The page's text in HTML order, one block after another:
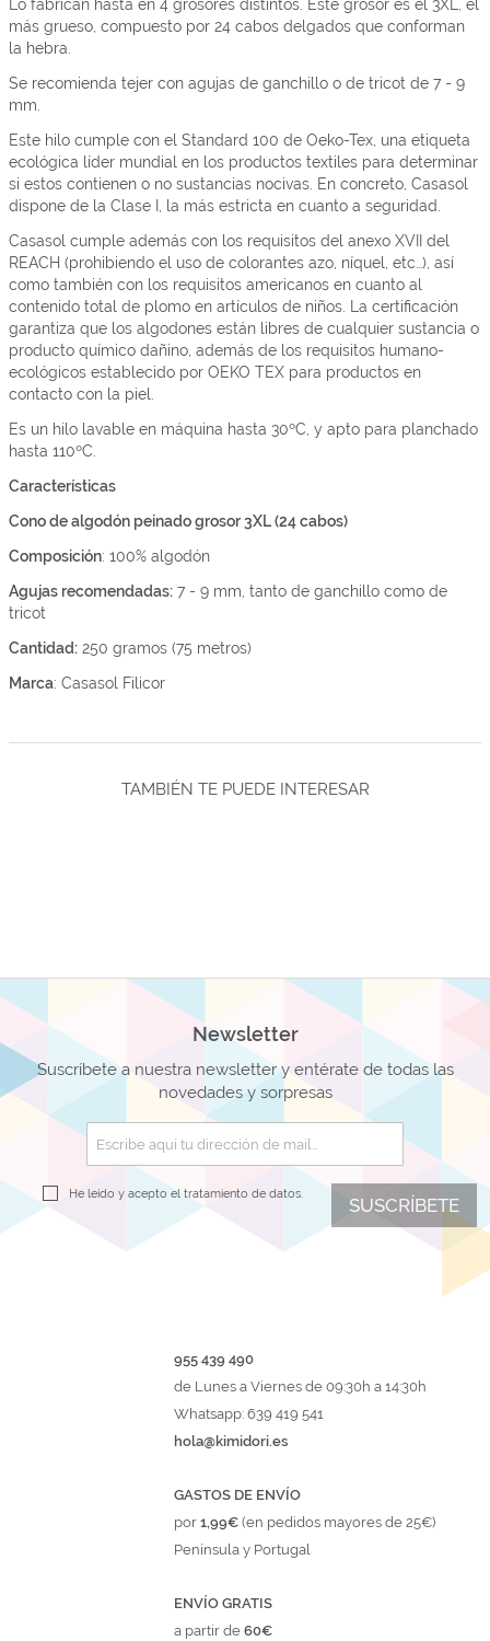
Lo fabrican hasta en 4 grosores distintos. Este grosor es el 3XL, el
más grueso, compuesto por 24 cabos delgados que conforman
la hebra.
Se recomienda tejer con agujas de ganchillo o de tricot de 7 - 9
mm.
Este hilo cumple con el Standard 100 de Oeko-Tex, una etiqueta
ecológica líder mundial en los productos textiles para determinar
si estos contienen o no sustancias nocivas. En concreto, Casasol
dispone de la Clase I, la más estricta en cuanto a seguridad.
Casasol cumple además con los requisitos del anexo XVII del
REACH (prohibiendo el uso de colorantes azo, níquel, etc…), así
como también con los requisitos americanos en cuanto al
contenido total de plomo en artículos de niños. La certificación
garantiza que los algodones están libres de cualquier sustancia o
producto químico dañino, además de los requisitos humano-
ecológicos establecido por OEKO TEX para productos en
contacto con la piel.
Es un hilo lavable en máquina hasta 30ºC, y apto para planchado
hasta 110ºC.
Características
Cono de algodón peinado grosor 3XL (24 cabos)
Composición: 100% algodón
Agujas recomendadas: 7 - 9 mm, tanto de ganchillo como de
tricot
Cantidad: 250 gramos (75 metros)
Marca: Casasol Filicor
TAMBIÉN TE PUEDE INTERESAR
Newsletter
Suscríbete a nuestra newsletter y entérate de todas las
novedades y sorpresas
SUSCRÍBETE
He leído y acepto el tratamiento de datos.
955 439 490
de Lunes a Viernes de 09:30h a 14:30h
Whatsapp: 639 419 541
hola@kimidori.es
GASTOS DE ENVÍO
por1,99€(en pedidos mayores de 25€)
Península y Portugal
ENVÍO GRATIS
a partir de60€